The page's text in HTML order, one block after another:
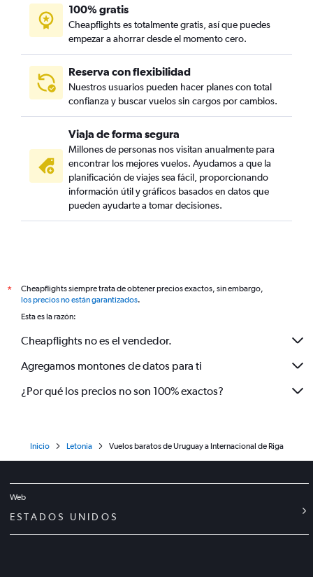
100% gratis
Cheapflights es totalmente gratis, así que puedes
empezar a ahorrar desde el momento cero.
Reserva con flexibilidad
Nuestros usuarios pueden hacer planes con total
confianza y buscar vuelos sin cargos por cambios.
Viaja de forma segura
Millones de personas nos visitan anualmente para
encontrar los mejores vuelos. Ayudamos a que la
planificación de viajes sea fácil, proporcionando
información útil y gráficos basados en datos que
pueden ayudarte a tomar decisiones.
*
Cheapflights siempre trata de obtener precios exactos, sin embargo,
los precios no están garantizados.
Esta es la razón:
Cheapflights no es el vendedor.
Agregamos montones de datos para ti
¿Por qué los precios no son 100% exactos?
Inicio Letonia Vuelos baratos de Uruguay a Internacional de Riga
Web
ESTADOS UNIDOS